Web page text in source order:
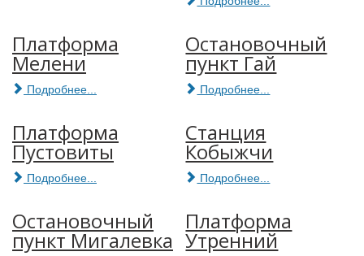
Платформа
Мелени
Подробнее...
Остановочный
пункт Гай
Подробнее...
Платформа
Пустовиты
Подробнее...
Станция
Кобыжчи
Подробнее...
Остановочный
пункт Мигалевка
Платформа
Утренний